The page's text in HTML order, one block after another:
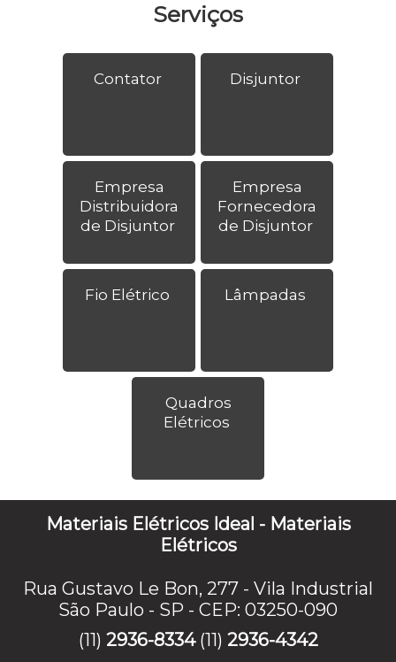
Serviços
Contator Disjuntor
Empresa
Distribuidora
de Disjuntor
Empresa
Fornecedora
de Disjuntor
Fio Elétrico Lâmpadas
Quadros
Elétricos
Materiais Elétricos Ideal - Materiais
Elétricos
Rua Gustavo Le Bon, 277 - Vila Industrial
São Paulo - SP - CEP: 03250-090
(11) 2936-8334 (11) 2936-4342